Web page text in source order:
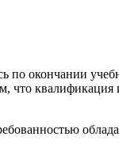
по окончании
что